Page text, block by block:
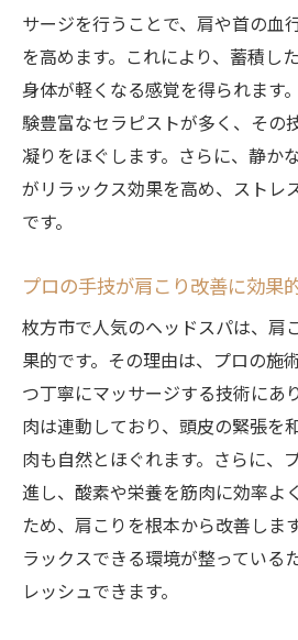
サージを行うことで、肩や首の血
を高めます。これにより、蓄積し
身体が軽くなる感覚を得られます
験豊富なセラピストが多く、その
凝りをほぐします。さらに、静か
がリラックス効果を高め、ストレ
です。
プロの手技が肩こり改善に効果
枚方市で人気のヘッドスパは、肩
果的です。その理由は、プロの施
つ丁寧にマッサージする技術にあ
肉は連動しており、頭皮の緊張を
肉も自然とほぐれます。さらに、
進し、酸素や栄養を筋肉に効率よ
ため、肩こりを根本から改善しま
ラックスできる環境が整っている
レッシュできます。